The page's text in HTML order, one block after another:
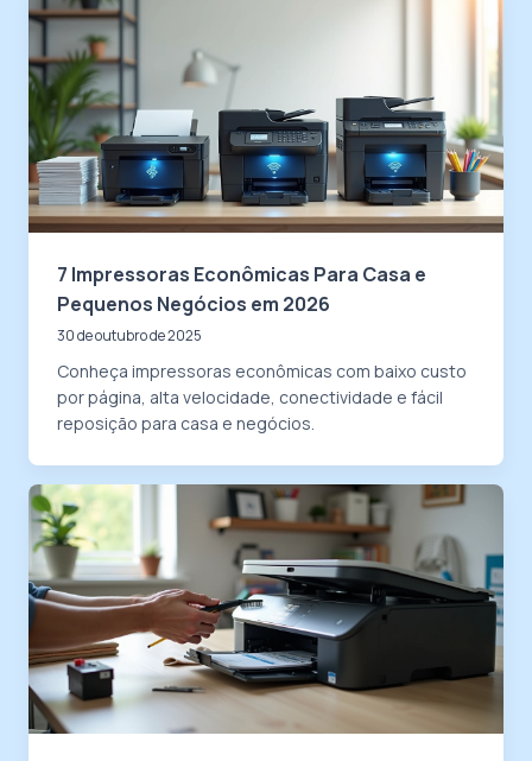
7 Impressoras Econômicas Para Casa e
Pequenos Negócios em 2026
30 de outubro de 2025
Conheça impressoras econômicas com baixo custo
por página, alta velocidade, conectividade e fácil
reposição para casa e negócios.